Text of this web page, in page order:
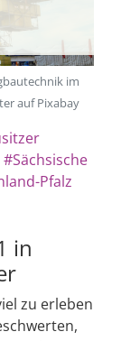
im
auf Pixabay
#Sächsische
Pfalz
in
zu erleben